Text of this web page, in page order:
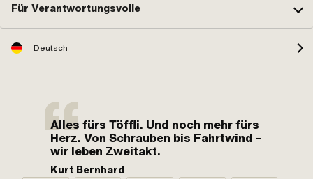
Für Verantwortungsvolle
Deutsch
Alles fürs Töffli. Und noch mehr fürs
Herz. Von Schrauben bis Fahrtwind –
wir leben Zweitakt.
Kurt Bernhard